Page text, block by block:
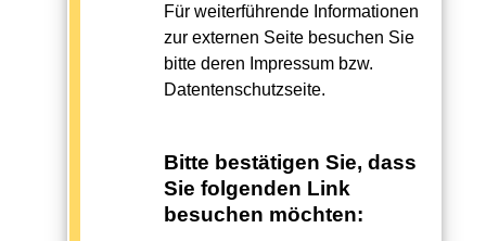
Für weiterführende Informationen
zur externen Seite besuchen Sie
bitte deren Impressum bzw.
Datentenschutzseite.
Bitte bestätigen Sie, dass
Sie folgenden Link
besuchen möchten: